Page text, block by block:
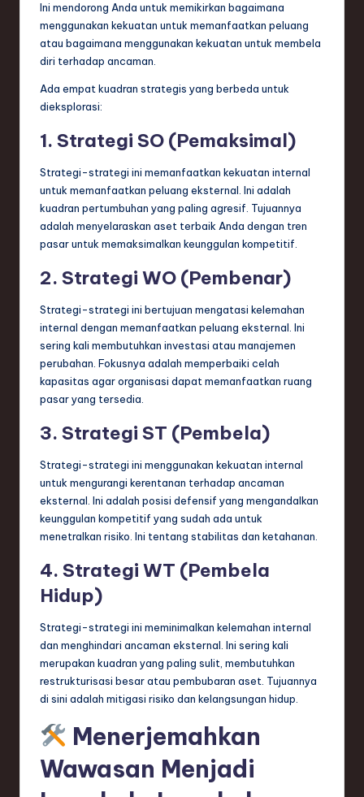
Ini mendorong Anda untuk memikirkan bagaimana
menggunakan kekuatan untuk memanfaatkan peluang
atau bagaimana menggunakan kekuatan untuk membela
diri terhadap ancaman.
Ada empat kuadran strategis yang berbeda untuk
dieksplorasi:
1. Strategi SO (Pemaksimal)
Strategi-strategi ini memanfaatkan kekuatan internal
untuk memanfaatkan peluang eksternal. Ini adalah
kuadran pertumbuhan yang paling agresif. Tujuannya
adalah menyelaraskan aset terbaik Anda dengan tren
pasar untuk memaksimalkan keunggulan kompetitif.
2. Strategi WO (Pembenar)
Strategi-strategi ini bertujuan mengatasi kelemahan
internal dengan memanfaatkan peluang eksternal. Ini
sering kali membutuhkan investasi atau manajemen
perubahan. Fokusnya adalah memperbaiki celah
kapasitas agar organisasi dapat memanfaatkan ruang
pasar yang tersedia.
3. Strategi ST (Pembela)
Strategi-strategi ini menggunakan kekuatan internal
untuk mengurangi kerentanan terhadap ancaman
eksternal. Ini adalah posisi defensif yang mengandalkan
keunggulan kompetitif yang sudah ada untuk
menetralkan risiko. Ini tentang stabilitas dan ketahanan.
4. Strategi WT (Pembela
Hidup)
Strategi-strategi ini meminimalkan kelemahan internal
dan menghindari ancaman eksternal. Ini sering kali
merupakan kuadran yang paling sulit, membutuhkan
restrukturisasi besar atau pembubaran aset. Tujuannya
di sini adalah mitigasi risiko dan kelangsungan hidup.
Menerjemahkan
Wawasan Menjadi